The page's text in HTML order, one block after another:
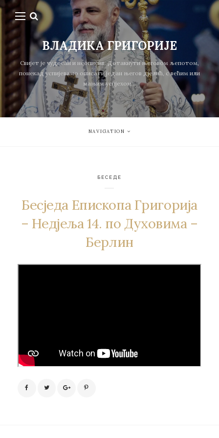
ВЛАДИКА ГРИГОРИЈЕ
Свијет је чудесан и неописив. Дотакнути његовом љепотом,
понекад успијевамо описати један његов дјелић, с већим или
мањим успјехом...
NAVIGATION
БЕСЕДЕ
Бесједа Епископа Григорија
– Недјеља 14. по Духовима –
Берлин